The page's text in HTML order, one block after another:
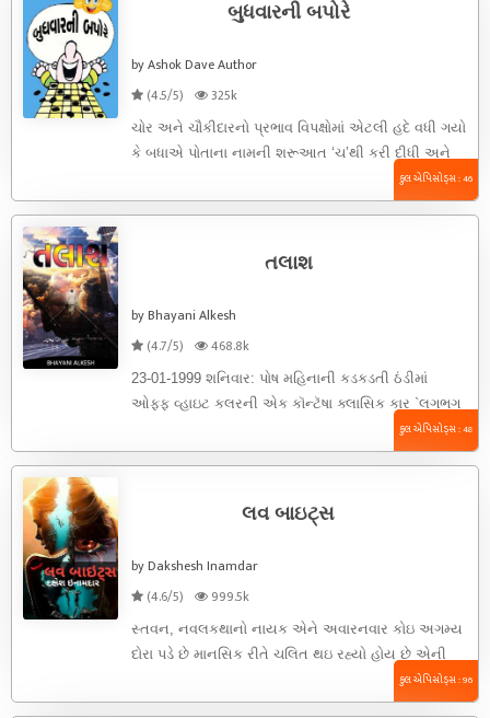
બુધવારની બપોરે
by Ashok Dave Author
(4.5/5)
325k
ચોર અને ચૌકીદારનો પ્રભાવ વિપક્ષોમાં એટલી હદે વધી ગયો
કે બધાએ પોતાના નામની શરૂઆત ‘ચ’થી કરી દીધી અને
કુલ એપિસોડ્સ : 46
તલાશ
by Bhayani Alkesh
(4.7/5)
468.8k
23-01-1999 શનિવાર: પોષ મહિનાની કડકડતી ઠંડીમાં
ઓફ્ફ વ્હાઇટ કલરની એક કૉન્ટૅષા ક્લાસિક કાર `લગભગ
કુલ એપિસોડ્સ : 48
લવ બાઇટ્સ
by Dakshesh Inamdar
(4.6/5)
999.5k
સ્તવન, નવલકથાનો નાયક એને અવારનવાર કોઇ અગમ્ય
દોરા પડે છે માનસિક રીતે ચલિત થઇ રહ્યો હોય છે એની
કુલ એપિસોડ્સ : 96